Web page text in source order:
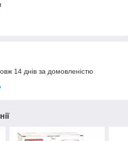
14 днів за домовленістю